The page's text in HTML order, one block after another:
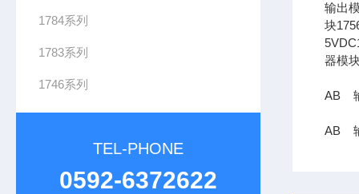
1784系列
1783系列
1746系列
TEL-PHONE
0592-6372622
输出
块
器模
AB
AB